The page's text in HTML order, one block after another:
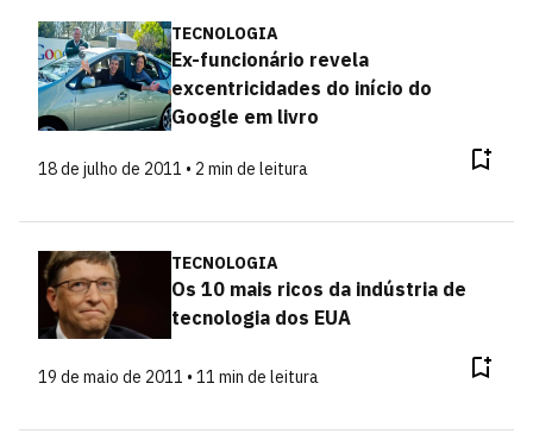
TECNOLOGIA
Ex-funcionário revela
excentricidades do início do
Google em livro
18 de julho de 2011 • 2 min de leitura
TECNOLOGIA
Os 10 mais ricos da indústria de
tecnologia dos EUA
19 de maio de 2011 • 11 min de leitura